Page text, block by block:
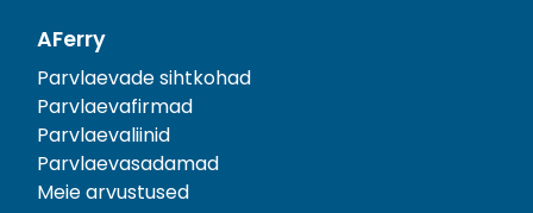
AFerry
Parvlaevade sihtkohad
Parvlaevafirmad
Parvlaevaliinid
Parvlaevasadamad
Meie arvustused